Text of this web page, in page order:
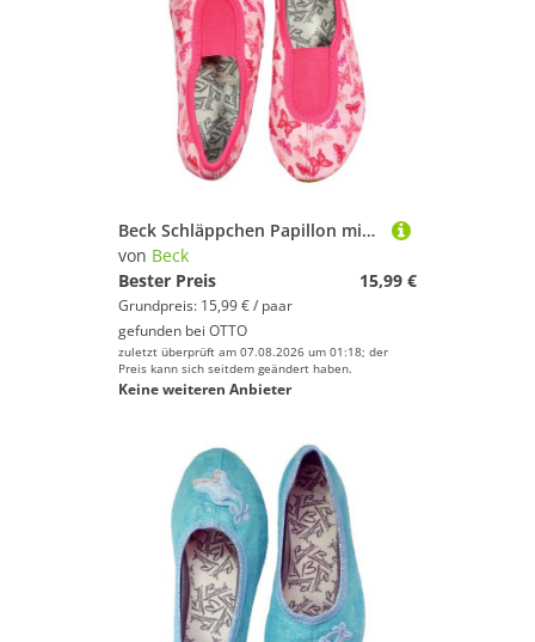
Beck Schläppchen Papillon mit Ristgummi Gymnastikschuh (Barfußschuhe, für schmale Füße und kleine Kinder besonders geeignet, ab Gr. 18/19 verfügbar) atmungsaktive Baumwolle, rutschfeste Gummi-Sohle
von Beck
Bester Preis
15,99 €
Grundpreis: 15,99 € / paar
gefunden bei OTTO
zuletzt überprüft am 07.08.2026 um 01:18; der
Preis kann sich seitdem geändert haben.
Keine weiteren Anbieter